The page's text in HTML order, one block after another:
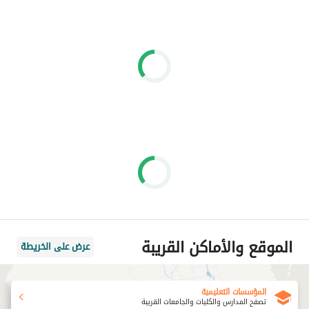
الموقع والأماكن القريبة عرض على الخريطة
المؤسسات التعليمية
تصفح المدارس والكليات والجامعات القريبة